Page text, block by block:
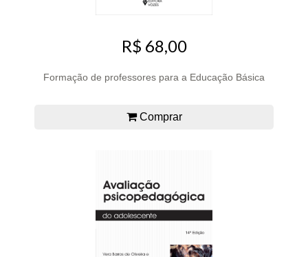
R$ 68,00
Formação de professores para a Educação Básica
Comprar